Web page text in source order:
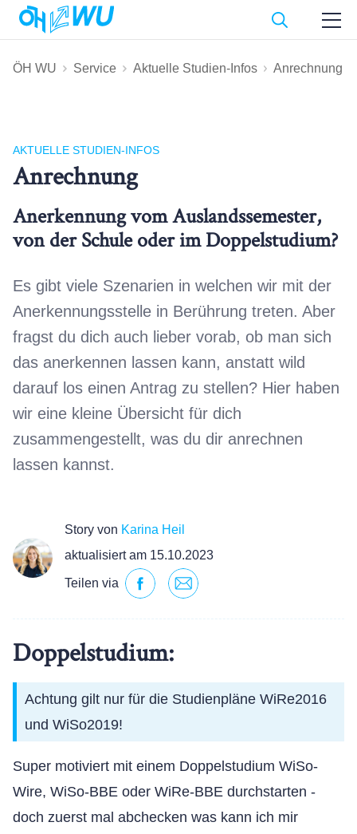
ÖH WU Service Aktuelle Studien-Infos Anrechnung
AKTUELLE STUDIEN-INFOS
Anrechnung
Anerkennung vom Auslandssemester,
von der Schule oder im Doppelstudium?
Es gibt viele Szenarien in welchen wir mit der
Anerkennungsstelle in Berührung treten. Aber
fragst du dich auch lieber vorab, ob man sich
das anerkennen lassen kann, anstatt wild
darauf los einen Antrag zu stellen? Hier haben
wir eine kleine Übersicht für dich
zusammengestellt, was du dir anrechnen
lassen kannst.
Story von Karina Heil
aktualisiert am 15.10.2023
Teilen via
Doppelstudium:
Achtung gilt nur für die Studienpläne WiRe2016
und WiSo2019!
Super motiviert mit einem Doppelstudium WiSo-
Wire, WiSo-BBE oder WiRe-BBE durchstarten -
doch zuerst mal abchecken was kann ich mir